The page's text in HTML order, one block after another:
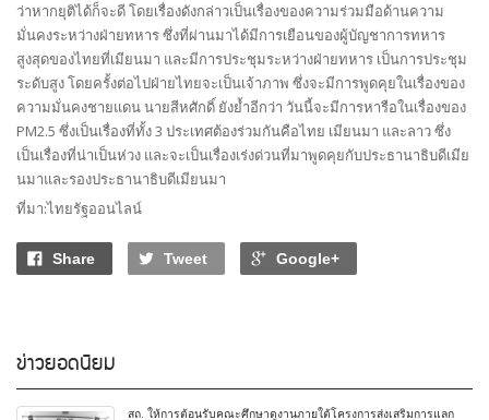
ว่าหากยุติได้ก็จะดี โดยเรื่องดังกล่าวเป็นเรื่องของความร่วมมือด้านความ
มั่นคงระหว่างฝ่ายทหาร ซึ่งที่ผ่านมาได้มีการเยือนของผู้บัญชาการทหาร
สูงสุดของไทยที่เมียนมา และมีการประชุมระหว่างฝ่ายทหาร เป็นการประชุม
ระดับสูง โดยครั้งต่อไปฝ่ายไทยจะเป็นเจ้าภาพ ซึ่งจะมีการพูดคุยในเรื่องของ
ความมั่นคงชายแดน นายสีหศักดิ์ ยังย้ำอีกว่า วันนี้จะมีการหารือในเรื่องของ
PM2.5 ซึ่งเป็นเรื่องที่ทั้ง 3 ประเทศต้องร่วมกันคือไทย เมียนมา และลาว ซึ่ง
เป็นเรื่องที่น่าเป็นห่วง และจะเป็นเรื่องเร่งด่วนที่มาพูดคุยกับประธานาธิบดีเมีย
นมาและรองประธานาธิบดีเมียนมา
ที่มา:ไทยรัฐออนไลน์
Share Tweet Google+
ข่าวยอดนิยม
สถ. ให้การต้อนรับคณะศึกษาดูงานภายใต้โครงการส่งเสริมการแลก